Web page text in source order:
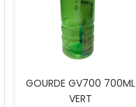
GOURDE GV700 700ML
VERT